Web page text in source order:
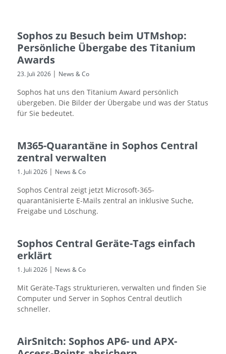
Sophos zu Besuch beim UTMshop:
Persönliche Übergabe des Titanium
Awards
23. Juli 2026 | News & Co
Sophos hat uns den Titanium Award persönlich
übergeben. Die Bilder der Übergabe und was der Status
für Sie bedeutet.
M365-Quarantäne in Sophos Central
zentral verwalten
1. Juli 2026 | News & Co
Sophos Central zeigt jetzt Microsoft-365-
quarantänisierte E-Mails zentral an inklusive Suche,
Freigabe und Löschung.
Sophos Central Geräte-Tags einfach
erklärt
1. Juli 2026 | News & Co
Mit Geräte-Tags strukturieren, verwalten und finden Sie
Computer und Server in Sophos Central deutlich
schneller.
AirSnitch: Sophos AP6- und APX-